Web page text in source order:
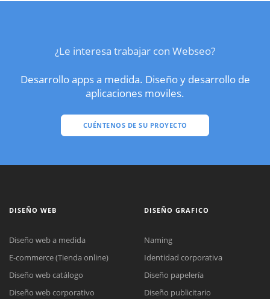
¿Le interesa trabajar con Webseo?
Desarrollo apps a medida. Diseño y desarrollo de
aplicaciones moviles.
CUÉNTENOS DE SU PROYECTO
DISEÑO WEB
Diseño web a medida
E-commerce (Tienda online)
Diseño web catálogo
Diseño web corporativo
DISEÑO GRAFICO
Naming
Identidad corporativa
Diseño papelería
Diseño publicitario